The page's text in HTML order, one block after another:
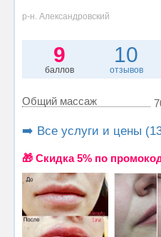
р-н. Александровский
9
баллов
10
отзывов
Общий массаж
➡️ Все услуги и цены
🎁 Cкидка 5% по